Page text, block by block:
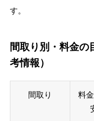
す。
間取り別・料金の
考情報）
間取り
料